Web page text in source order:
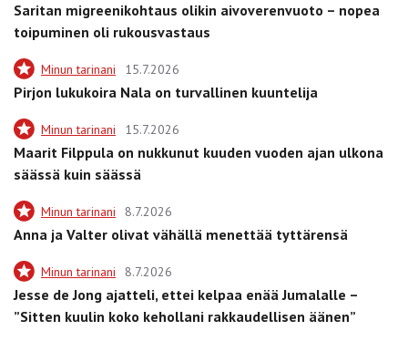
Saritan migreenikohtaus olikin aivoverenvuoto – nopea
toipuminen oli rukousvastaus
Minun tarinani 15.7.2026
Pirjon lukukoira Nala on turvallinen kuuntelija
Minun tarinani 15.7.2026
Maarit Filppula on nukkunut kuuden vuoden ajan ulkona
säässä kuin säässä
Minun tarinani 8.7.2026
Anna ja Valter olivat vähällä menettää tyttärensä
Minun tarinani 8.7.2026
Jesse de Jong ajatteli, ettei kelpaa enää Jumalalle –
”Sitten kuulin koko kehollani rakkaudellisen äänen”